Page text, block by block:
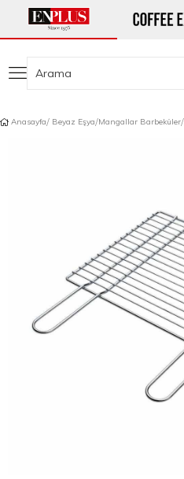
Anasayfa Beyaz Eşya Mangallar Barbeküler